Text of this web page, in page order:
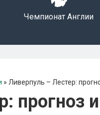
Чемпионат Англии
» Ливерпуль – Лестер:
прогноз